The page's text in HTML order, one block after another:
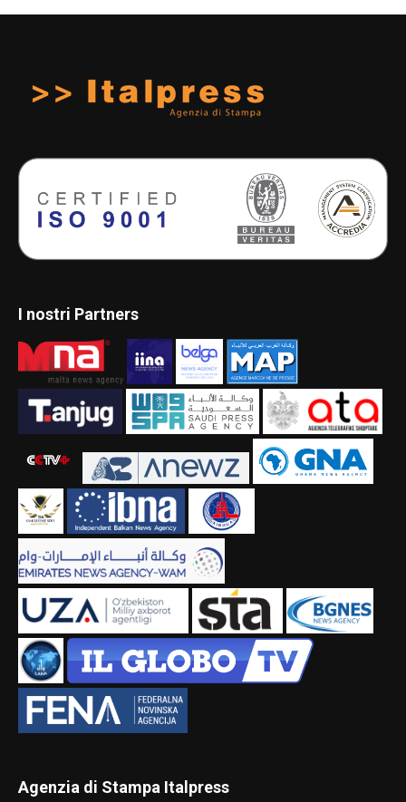
I nostri Partners
Agenzia di Stampa Italpress